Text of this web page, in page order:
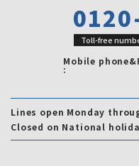
Toll-free
Mobile
:
Lines open Monday
Closed on National